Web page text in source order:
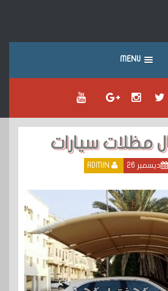
MENU
مظلات سيارات
ديسمبر 26 ADMIN